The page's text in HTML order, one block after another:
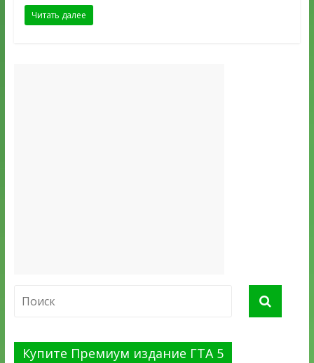
Читать далее
Купите Премиум издание ГТА 5